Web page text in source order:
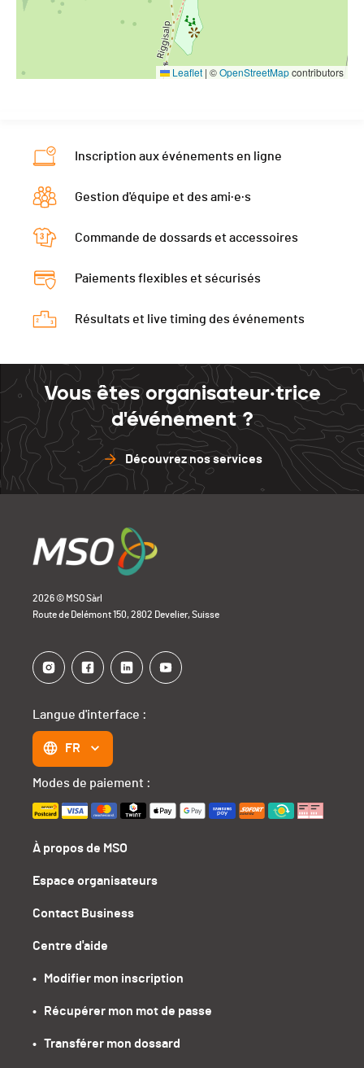
Leaflet | ©OpenStreetMapcontributors
Inscription aux événements en ligne
Gestion d'équipe et des ami·e·s
Commande de dossards et accessoires
Paiements flexibles et sécurisés
Résultats et live timing des événements
Vous êtes organisateur·trice
d'événement ?
Découvrez nos services
2026 © MSO Sàrl
Route de Delémont 150, 2802 Develier, Suisse
À propos de MSO
Espace organisateurs
Contact Business
Centre d'aide
•   Modifier mon inscription
•   Récupérer mon mot de passe
•   Transférer mon dossard
Langue d'interface :
FR
Modes de paiement :